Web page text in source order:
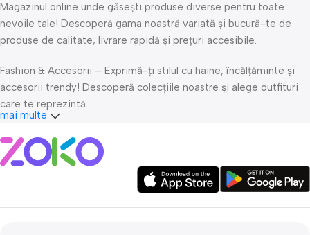
Magazinul online unde găsești produse diverse pentru toate
nevoile tale! Descoperă gama noastră variată și bucură-te de
produse de calitate, livrare rapidă și prețuri accesibile.
Fashion & Accesorii – Exprimă-ți stilul cu haine, încălțăminte și
accesorii trendy! Descoperă colecțiile noastre și alege outfituri
care te reprezintă.
Îngrijire personală & Cosmetice – Răsfață-te cu produse
premium de îngrijire personală, cosmetice și accesorii de beauty.
Fii mereu fresh și îngrijește-ți pielea și părul cu cele mai bune
mai multe